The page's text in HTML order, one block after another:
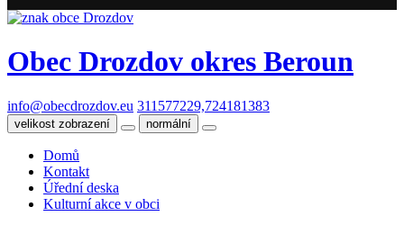
Obec Drozdov okres Beroun
info@obecdrozdov.eu 311577229,724181383
velikost zobrazení normální
Domů
Kontakt
Úřední deska
Kulturní akce v obci